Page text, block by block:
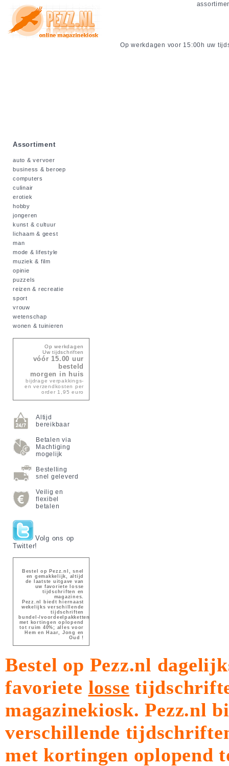
Op werkdagen voor 15:00h uw
Assortiment
auto & vervoer
business & beroep
computers
culinair
erotiek
hobby
jongeren
kunst & cultuur
lichaam & geest
man
mode & lifestyle
muziek & film
opinie
puzzels
reizen & recreatie
sport
vrouw
wetenschap
wonen & tuinieren
Op werkdagen
Uw tijdschriften
vóór 15.00 uur
besteld
morgen in huis
bijdrage verpakkings-
en verzendkosten per
order 1,95 euro
Altijd
bereikbaar
Betalen via
Machtiging
mogelijk
Bestelling
snel geleverd
Veilig en
flexibel
betalen
Volg ons op
Twitter!
Bestel op Pezz.nl, snel
en gemakkelijk, altijd
de laatste uitgave van
uw favoriete losse
tijdschriften en
magazines.
Pezz.nl biedt hiernaast
wekelijks verschillende
tijdschriften
bundel-/voordeelpakketten
met kortingen oplopend
tot ruim 40%; alles voor
Hem en Haar, Jong en
Oud !
Bestel op Pezz.nl
favoriete losse
magazinekiosk.Pezz.nl
verschillende
met kortingen oplopend